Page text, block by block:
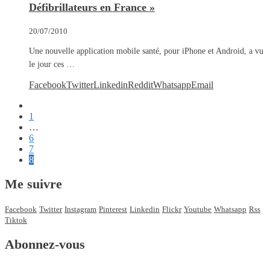
Défibrillateurs en France »
20/07/2010
Une nouvelle application mobile santé, pour iPhone et Android, a vu
le jour ces …
FacebookTwitterLinkedinRedditWhatsappEmail
1
…
6
7
8
Me suivre
Facebook Twitter Instagram Pinterest Linkedin Flickr Youtube Whatsapp Rss
Tiktok
Abonnez-vous